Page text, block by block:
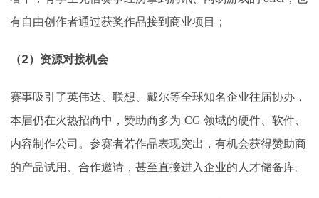
有自由创作者通过获奖作品接到商业项目；
（2） 资源对接机会
赛事吸引了英伟达、联想、戴尔等全球知名企业往届协办，
本届仍在火热招商中，赞助商多为 CG 领域的硬件、软件、
内容制作公司。参赛者若作品表现突出，有机会获得赞助商
的产品试用、合作邀请，甚至直接进入企业的人才储备库。